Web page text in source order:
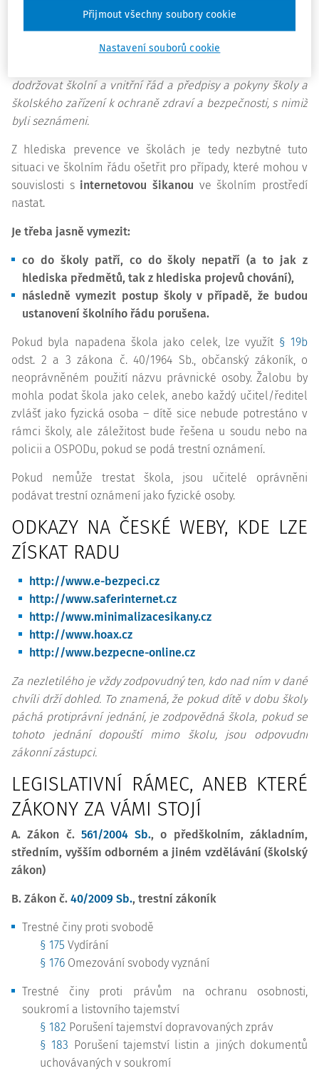
561/2004 Sb., o předškolním, základním, středním,
odst. 1 písm. b) jasně žákům ukládá:
dodržovat školní a vnitřní řád a předpisy a pokyny školy a
školského zařízení k ochraně zdraví a bezpečnosti, s nimiž
byli seznámeni.
Z hlediska prevence ve školách je tedy nezbytné tuto
situaci ve školním řádu ošetřit pro případy, které mohou v
souvislosti s internetovou šikanou ve školním prostředí
nastat.
Je třeba jasně vymezit:
co do školy patří, co do školy nepatří (a to jak z
hlediska předmětů, tak z hlediska projevů chování),
následně vymezit postup školy v případě, že budou
ustanovení školního řádu porušena.
Pokud byla napadena škola jako celek, lze využít § 19b
odst. 2 a 3 zákona č. 40/1964 Sb., občanský zákoník, o
neoprávněném použití názvu právnické osoby. Žalobu by
mohla podat škola jako celek, anebo každý učitel/ředitel
zvlášť jako fyzická osoba – dítě sice nebude potrestáno v
rámci školy, ale záležitost bude řešena u soudu nebo na
policii a OSPODu, pokud se podá trestní oznámení.
Pokud nemůže trestat škola, jsou učitelé oprávněni
podávat trestní oznámení jako fyzické osoby.
ODKAZY NA ČESKÉ WEBY, KDE LZE
ZÍSKAT RADU
http://www.e-bezpeci.cz
http://www.saferinternet.cz
http://www.minimalizacesikany.cz
http://www.hoax.cz
http://www.bezpecne-online.cz
Za nezletilého je vždy zodpovudný ten, kdo nad ním v dané
chvíli drží dohled. To znamená, že pokud dítě v dobu školy
páchá protiprávní jednání, je zodpovědná škola, pokud se
tohoto jednání dopouští mimo školu, jsou odpovudni
zákonní zástupci.
LEGISLATIVNÍ RÁMEC, ANEB KTERÉ
ZÁKONY ZA VÁMI STOJÍ
A. Zákon č. 561/2004 Sb., o předškolním, základním,
středním, vyšším odborném a jiném vzdělávání (školský
zákon)
B. Zákon č. 40/2009 Sb., trestní zákoník
Trestné činy proti svobodě
§ 175 Vydírání
§ 176 Omezování svobody vyznání
Trestné činy proti právům na ochranu osobnosti,
soukromí a listovního tajemství
§ 182 Porušení tajemství dopravovaných zpráv
§ 183 Porušení tajemství listin a jiných dokumentů
uchovávaných v soukromí
Nastavení souborů cookie
Přijmout všechny soubory cookie